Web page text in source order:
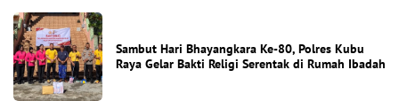
Sambut Hari Bhayangkara Ke-80, Polres Kubu
Raya Gelar Bakti Religi Serentak di Rumah Ibadah